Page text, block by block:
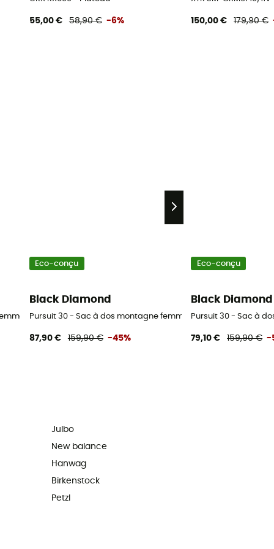
55,00 € 58,90 € -6% 150,00 € 179,90 €
Eco-conçu
Black Diamond
Pursuit 30 - Sac à dos montagne femme
87,90 € 159,90 € -45%
Eco-conçu
Black Diamond
Pursuit 30 - Sac à
79,10 € 159,90 € -
Julbo
New balance
Hanwag
Birkenstock
Petzl